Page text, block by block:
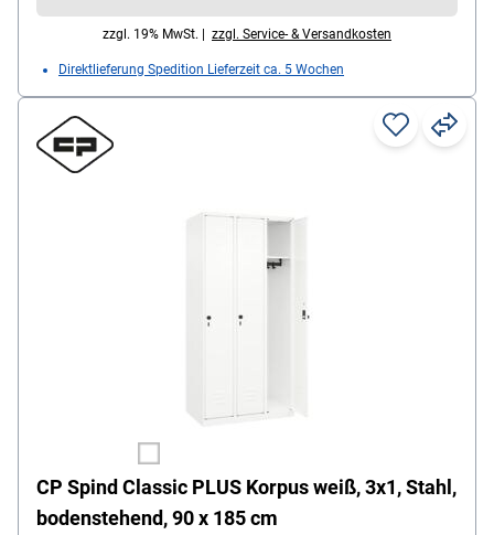
zzgl. 19% MwSt. | zzgl. Service- & Versandkosten
Direktlieferung Spedition Lieferzeit ca. 5 Wochen
CP Spind Classic PLUS Korpus weiß, 3x1, Stahl,
bodenstehend, 90 x 185 cm